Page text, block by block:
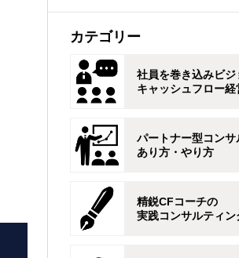
カテゴリー
社員を巻き込みビ
キャッシュフロー経
パートナー型コン
あり方・やり方
精鋭CFコーチの
実践コンサルティン